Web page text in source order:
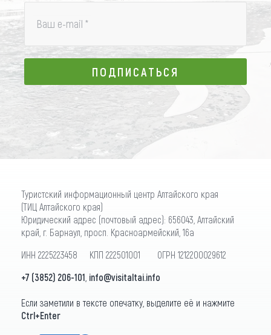
Ваш e-mail *
ПОДПИСАТЬСЯ
ПОДПИСАТЬСЯ
Туристский информационный центр Алтайского края
(ТИЦ Алтайского края)
Юридический адрес (почтовый адрес): 656043, Алтайский
край, г. Барнаул, просп. Красноармейский, 16а
ИНН 2225223458 КПП 222501001 ОГРН 1212200029612
+7 (3852) 206-101 info@visitaltai.info
Если заметили в тексте опечатку, выделите её и нажмите
Ctrl+Enter